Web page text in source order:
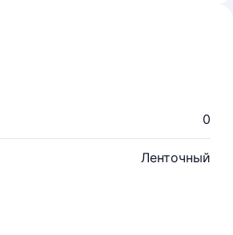
0
Ленточный